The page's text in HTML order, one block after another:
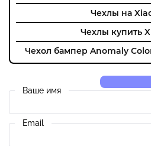
Чехлы на
Чехлы купить
Чехол бампер Anomaly
Ваше имя
Email